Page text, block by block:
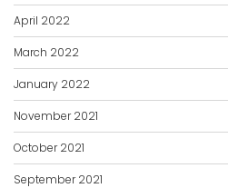
April 2022
March 2022
January 2022
November 2021
October 2021
September 2021